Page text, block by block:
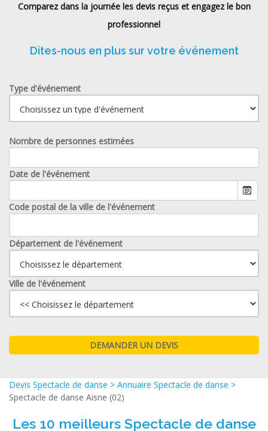
Comparez dans la journée les devis reçus et engagez le bon
professionnel
Dites-nous en plus sur votre événement
Type d'événement
Nombre de personnes estimées
Date de l'événement
Code postal de la ville de l'événement
Département de l'événement
Ville de l'événement
Devis Spectacle de danse > Annuaire Spectacle de danse >
Spectacle de danse Aisne (02)
Les 10 meilleurs Spectacle de danse